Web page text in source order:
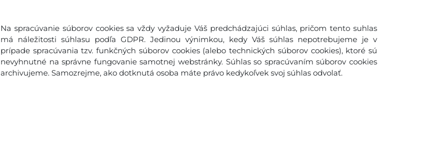
Na spracúvanie súborov cookies sa vždy vyžaduje Váš predchádzajúci súhlas, pričom tento suhlas
má náležitosti súhlasu podľa GDPR. Jedinou výnimkou, kedy Váš súhlas nepotrebujeme je v
prípade spracúvania tzv. funkčných súborov cookies (alebo technických súborov cookies), ktoré sú
nevyhnutné na správne fungovanie samotnej webstránky. Súhlas so spracúvaním súborov cookies
archivujeme. Samozrejme, ako dotknutá osoba máte právo kedykoľvek svoj súhlas odvolať.